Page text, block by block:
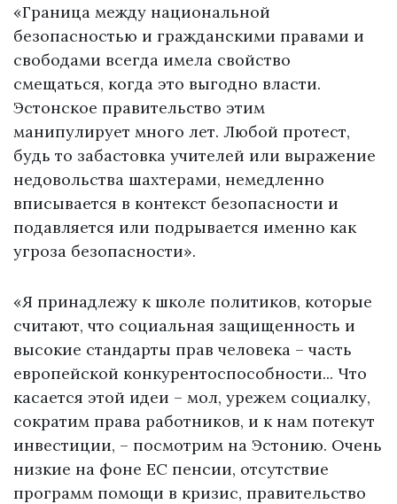
«Граница между национальной
безопасностью и гражданскими правами и
свободами всегда имела свойство
смещаться, когда это выгодно власти.
Эстонское правительство этим
манипулирует много лет. Любой протест,
будь то забастовка учителей или выражение
недовольства шахтерами, немедленно
вписывается в контекст безопасности и
подавляется или подрывается именно как
угроза безопасности».
«Я принадлежу к школе политиков, которые
считают, что социальная защищенность и
высокие стандарты прав человека – часть
европейской конкурентоспособности... Что
касается этой идеи – мол, урежем социалку,
сократим права работников, и к нам потекут
инвестиции, – посмотрим на Эстонию. Очень
низкие на фоне ЕС пенсии, отсутствие
программ помощи в кризис, правительство